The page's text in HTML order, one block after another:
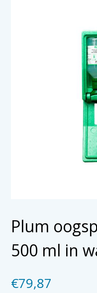
Plum
500 ml in
€79,87